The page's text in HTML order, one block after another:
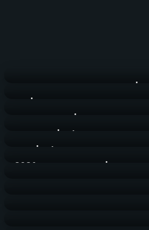
מחוויית חתונה אמיתית
רובוט לדים
צילומי בר מצווה
די ג'יי לבר מצווה
די ג'יי לחינה
לאירועים בשנת 2021